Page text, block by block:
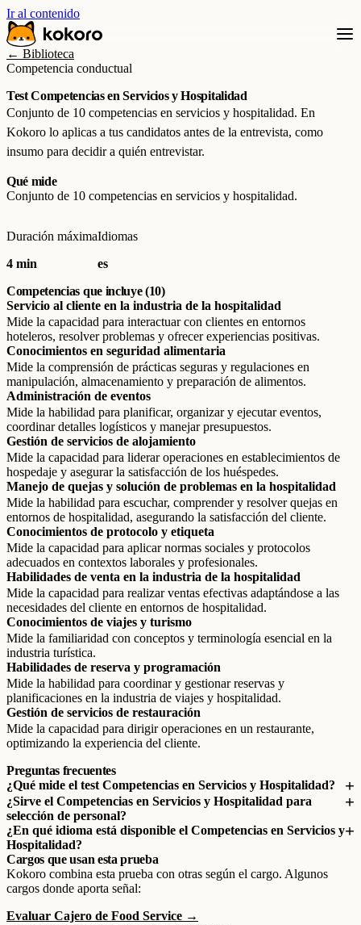
Ir al contenido
← Biblioteca
Competencia conductual
Test Competencias en Servicios y Hospitalidad
Conjunto de 10 competencias en servicios y hospitalidad. En
Kokoro lo aplicas a tus candidatos antes de la entrevista, como
insumo para decidir a quién entrevistar.
Qué mide
Conjunto de 10 competencias en servicios y hospitalidad.
Duración máxima
4 min
Idiomas
es
Competencias que incluye (10)
Servicio al cliente en la industria de la hospitalidad
Mide la capacidad para interactuar con clientes en entornos
hoteleros, resolver problemas y ofrecer experiencias positivas.
Conocimientos en seguridad alimentaria
Mide la comprensión de prácticas seguras y regulaciones en
manipulación, almacenamiento y preparación de alimentos.
Administración de eventos
Mide la habilidad para planificar, organizar y ejecutar eventos,
coordinar detalles logísticos y manejar presupuestos.
Gestión de servicios de alojamiento
Mide la capacidad para liderar operaciones en establecimientos de
hospedaje y asegurar la satisfacción de los huéspedes.
Manejo de quejas y solución de problemas en la hospitalidad
Mide la habilidad para escuchar, comprender y resolver quejas en
entornos de hospitalidad, asegurando la satisfacción del cliente.
Conocimientos de protocolo y etiqueta
Mide la capacidad para aplicar normas sociales y protocolos
adecuados en contextos laborales y profesionales.
Habilidades de venta en la industria de la hospitalidad
Mide la capacidad para realizar ventas efectivas adaptándose a las
necesidades del cliente en entornos de hospitalidad.
Conocimientos de viajes y turismo
Mide la familiaridad con conceptos y terminología esencial en la
industria turística.
Habilidades de reserva y programación
Mide la habilidad para coordinar y gestionar reservas y
planificaciones en la industria de viajes y hospitalidad.
Gestión de servicios de restauración
Mide la capacidad para dirigir operaciones en un restaurante,
optimizando la experiencia del cliente.
Preguntas frecuentes
¿Qué mide el test Competencias en Servicios y Hospitalidad?
¿Sirve el Competencias en Servicios y Hospitalidad para
selección de personal?
¿En qué idioma está disponible el Competencias en Servicios y
Hospitalidad?
Cargos que usan esta prueba
Kokoro combina esta prueba con otras según el cargo. Algunos
cargos donde aporta señal:
Evaluar Cajero de Food Service →